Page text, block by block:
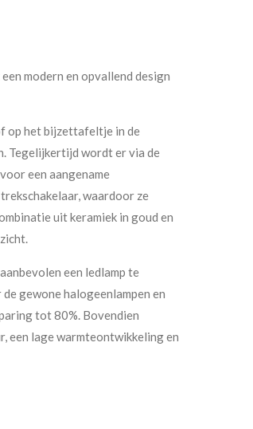
modern en opvallend design
op het bijzettafeltje in de
Tegelijkertijd wordt er via de
een aangename
waardoor ze
uit keramiek in goud en
een ledlamp te
gewone halogeenlampen en
tot 80%. Bovendien
een lage warmteontwikkeling en